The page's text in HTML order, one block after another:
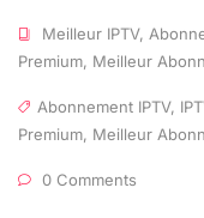
Meilleur IPTV,
Premium, Meilleur
Abonnement IPTV,
Premium, Meilleur
0 Comments